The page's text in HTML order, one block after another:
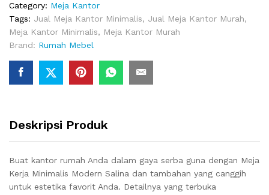
Category: Meja Kantor
Tags: Jual Meja Kantor Minimalis, Jual Meja Kantor Murah,
Meja Kantor Minimalis, Meja Kantor Murah
Brand: Rumah Mebel
Deskripsi Produk
Buat kantor rumah Anda dalam gaya serba guna dengan Meja
Kerja Minimalis Modern Salina dan tambahan yang canggih
untuk estetika favorit Anda. Detailnya yang terbuka